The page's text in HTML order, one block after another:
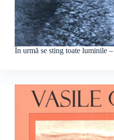
În urmă se sting toate luminile